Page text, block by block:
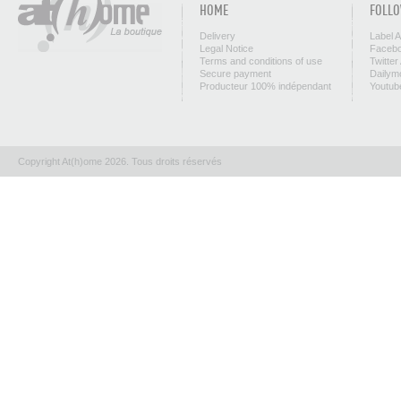
HOME
Delivery
Legal Notice
Terms and conditions of use
Secure payment
Producteur 100% indépendant
Label
Twitter
Copyright At(h)ome 2026. Tous droits réservés